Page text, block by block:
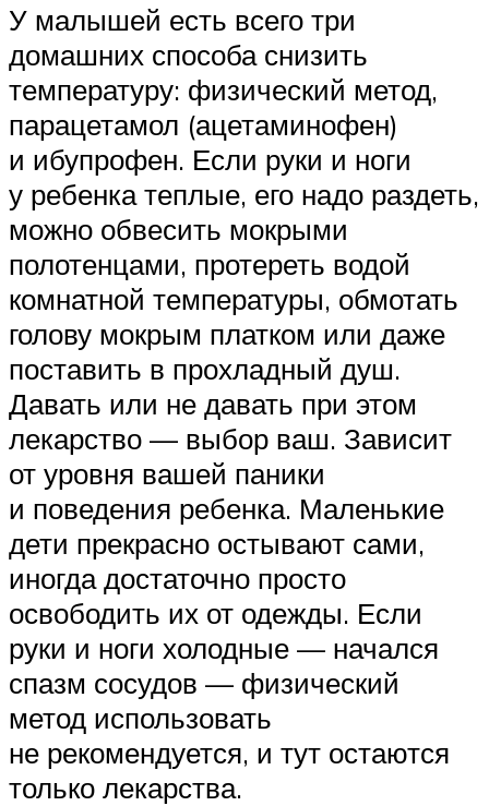
У малышей есть всего три
домашних способа снизить
температуру: физический метод,
парацетамол (ацетаминофен)
и ибупрофен. Если руки и ноги
у ребенка теплые, его надо раздеть,
можно обвесить мокрыми
полотенцами, протереть водой
комнатной температуры, обмотать
голову мокрым платком или даже
поставить в прохладный душ.
Давать или не давать при этом
лекарство — выбор ваш. Зависит
от уровня вашей паники
и поведения ребенка. Маленькие
дети прекрасно остывают сами,
иногда достаточно просто
освободить их от одежды. Если
руки и ноги холодные — начался
спазм сосудов — физический
метод использовать
не рекомендуется, и тут остаются
только лекарства.